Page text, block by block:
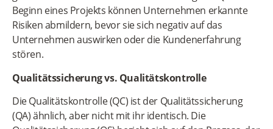
Beginn eines Projekts können Unternehmen erkannte
Risiken abmildern, bevor sie sich negativ auf das
Unternehmen auswirken oder die Kundenerfahrung
stören.
Qualitätssicherung vs. Qualitätskontrolle
Die Qualitätskontrolle (QC) ist der Qualitätssicherung
(QA) ähnlich, aber nicht mit ihr identisch. Die